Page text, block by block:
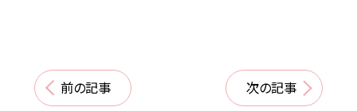
前の記事 次の記事